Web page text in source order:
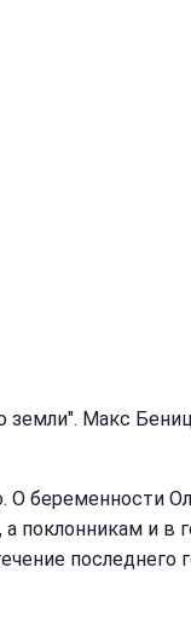
земли". Макс
О беременности
поклонникам и в
последнего